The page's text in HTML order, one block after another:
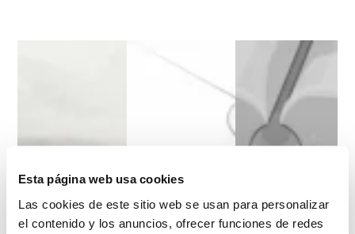
Esta página web usa cookies
Las cookies de este sitio web se usan para personalizar
el contenido y los anuncios, ofrecer funciones de redes